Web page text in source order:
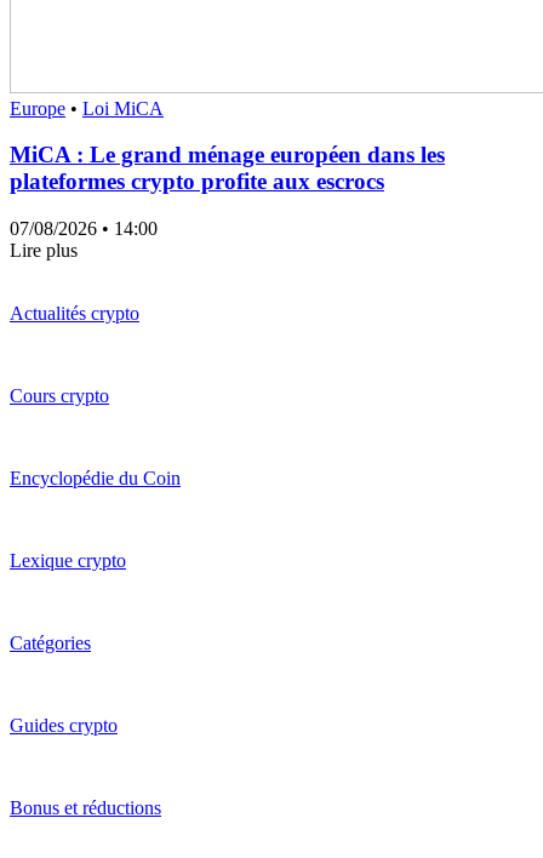
Europe • Loi MiCA
MiCA : Le grand ménage européen dans les
plateformes crypto profite aux escrocs
07/08/2026 • 14:00
Lire plus
Actualités crypto
Cours crypto
Encyclopédie du Coin
Lexique crypto
Catégories
Guides crypto
Bonus et réductions